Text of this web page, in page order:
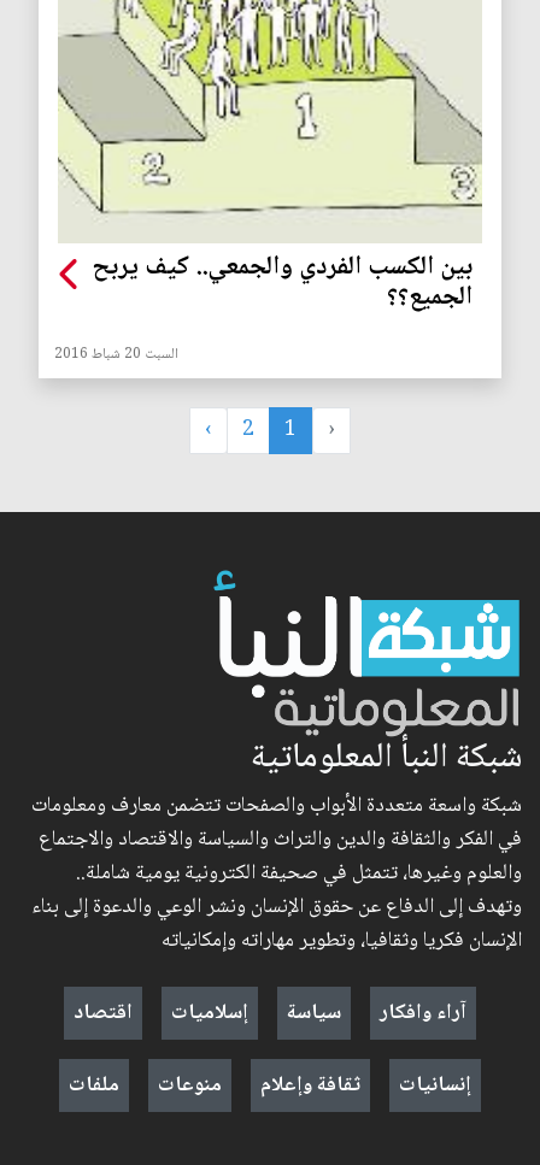
بين الكسب الفردي والجمعي.. كيف يربح
الجميع؟؟
السبت 20 شباط 2016
‹
1
2
›
شبكة النبأ المعلوماتية
شبكة واسعة متعددة الأبواب والصفحات تتضمن معارف ومعلومات
في الفكر والثقافة والدين والتراث والسياسة والاقتصاد والاجتماع
والعلوم وغيرها، تتمثل في صحيفة الكترونية يومية شاملة..
وتهدف إلى الدفاع عن حقوق الإنسان ونشر الوعي والدعوة إلى بناء
الإنسان فكريا وثقافيا، وتطوير مهاراته وإمكانياته
آراء وافكار
سياسة إسلاميات
اقتصاد
إنسانيات
ثقافة وإعلام منوعات ملفات